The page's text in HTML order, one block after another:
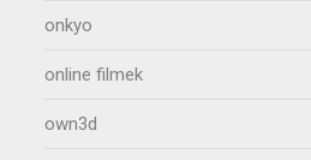
onkyo
online filmek
own3d